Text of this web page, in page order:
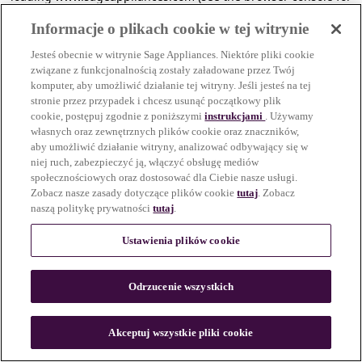
n
Informacje o plikach cookie w tej witrynie
Jesteś obecnie w witrynie Sage Appliances. Niektóre pliki cookie
związane z funkcjonalnością zostały załadowane przez Twój
komputer, aby umożliwić działanie tej witryny. Jeśli jesteś na tej
stronie przez przypadek i chcesz usunąć początkowy plik
cookie, postępuj zgodnie z poniższymiinstrukcjami . Używamy
własnych oraz zewnętrznych plików cookie oraz znaczników,
aby umożliwić działanie witryny, analizować odbywający się w
niej ruch, zabezpieczyć ją, włączyć obsługę mediów
społecznościowych oraz dostosować dla Ciebie nasze usługi.
Zobacz nasze zasady dotyczące plików cookietutaj. Zobacz
naszą politykę prywatnościtutaj.
Ustawienia plików cookie
Odrzucenie wszystkich
Akceptuj wszystkie pliki cookie